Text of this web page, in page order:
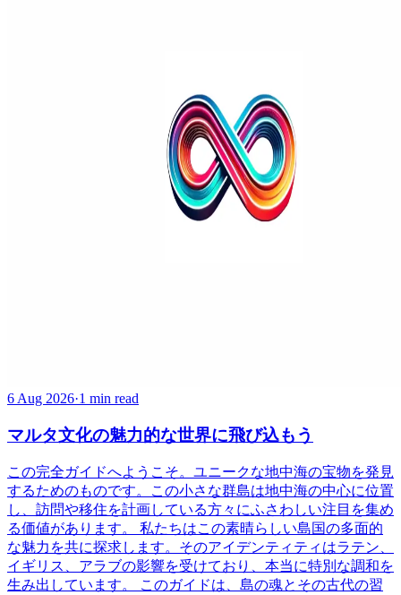
6 Aug 2026·1 min read
マルタ文化の魅力的な世界に飛び込もう
この完全ガイドへようこそ。ユニークな地中海の宝物を発見
するためのものです。この小さな群島は地中海の中心に位置
し、訪問や移住を計画している方々にふさわしい注目を集め
る価値があります。 私たちはこの素晴らしい島国の多面的
な魅力を共に探求します。そのアイデンティティはラテン、
イギリス、アラブの影響を受けており、本当に特別な調和を
生み出しています。 このガイドは、島の魂とその古代の習